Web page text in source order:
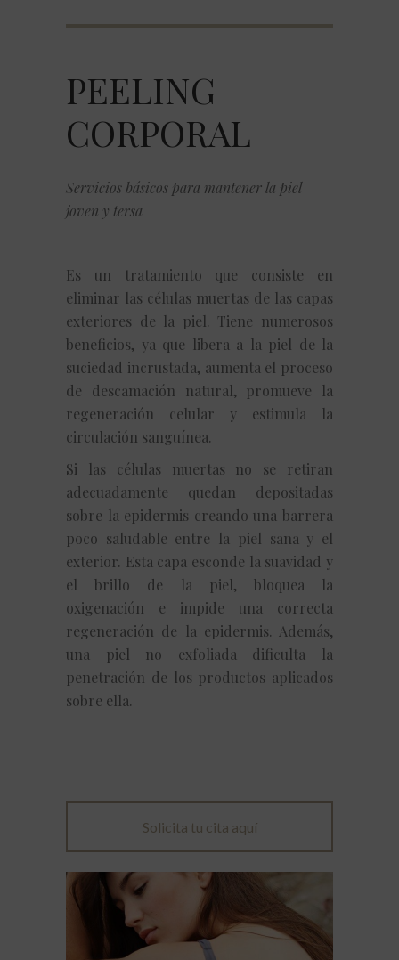
PEELING
CORPORAL
Servicios básicos para mantener la piel
joven y tersa
Es un tratamiento que consiste en
eliminar las células muertas de las capas
exteriores de la piel. Tiene numerosos
beneficios, ya que libera a la piel de la
suciedad incrustada, aumenta el proceso
de descamación natural, promueve la
regeneración celular y estimula la
circulación sanguínea.
Si las células muertas no se retiran
adecuadamente quedan depositadas
sobre la epidermis creando una barrera
poco saludable entre la piel sana y el
exterior. Esta capa esconde la suavidad y
el brillo de la piel, bloquea la
oxigenación e impide una correcta
regeneración de la epidermis. Además,
una piel no exfoliada dificulta la
penetración de los productos aplicados
sobre ella.
Solicita tu cita aquí